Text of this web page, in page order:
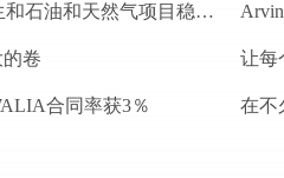
为什么前景对于热，可再生和石油和天然气项目稳定？
的卷 让每
合同率获3％ 在不